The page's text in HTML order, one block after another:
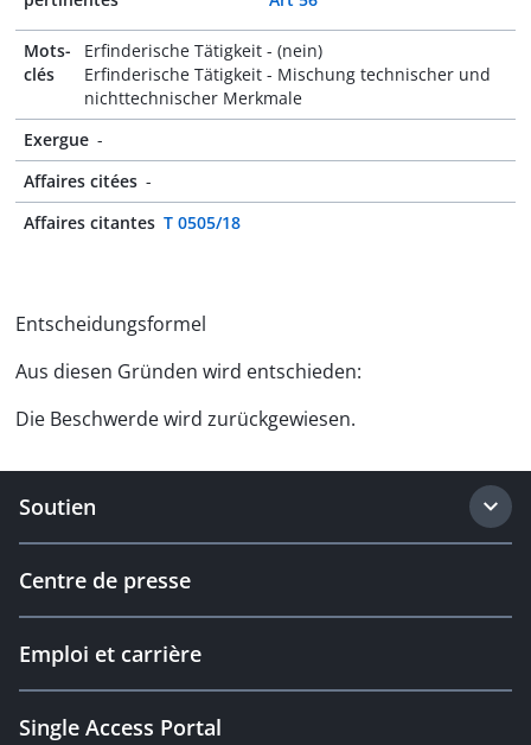
Mots-
clés
Erfinderische Tätigkeit - (nein)
Erfinderische Tätigkeit - Mischung technischer und
nichttechnischer Merkmale
Exergue -
Affaires citées -
Affaires citantes T 0505/18
Entscheidungsformel
Aus diesen Gründen wird entschieden:
Die Beschwerde wird zurückgewiesen.
Soutien
Centre de presse
Emploi et carrière
Single Access Portal